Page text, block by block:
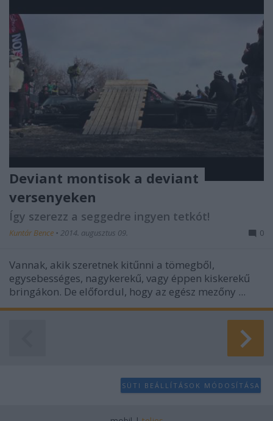
Deviant montisok a deviant
versenyeken
Így szerezz a seggedre ingyen tetkót!
Kuntár Bence • 2014. augusztus 09. 0
Vannak, akik szeretnek kitűnni a tömegből,
egysebességes, nagykerekű, vagy éppen kiskerekű
bringákon. De előfordul, hogy az egész mezőny ...
SÜTI BEÁLLÍTÁSOK MÓDOSÍTÁSA